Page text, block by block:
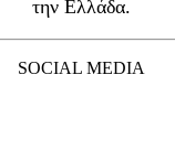
την Ελλάδα.
SOCIAL MEDIA